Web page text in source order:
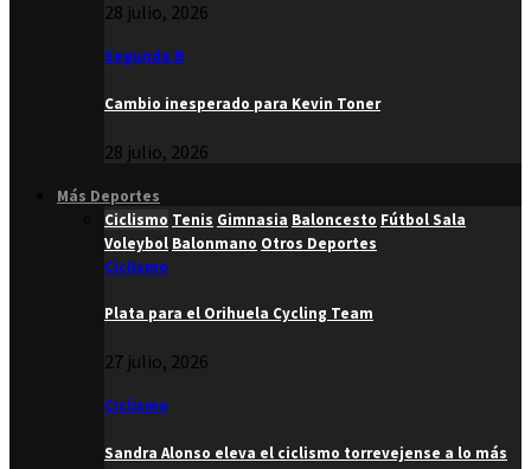
28 julio, 2026
Segunda B
Cambio inesperado para Kevin Toner
28 julio, 2026
Más Deportes
Ciclismo Tenis Gimnasia Baloncesto Fútbol Sala
Voleybol Balonmano Otros Deportes
Ciclismo
Plata para el Orihuela Cycling Team
27 julio, 2026
Ciclismo
Sandra Alonso eleva el ciclismo torrevejense a lo más